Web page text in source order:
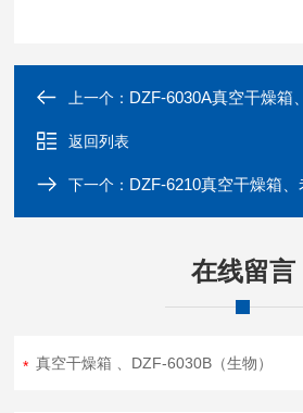
上一个： DZF-6030A真空干燥箱、老化
返回列表
下一个： DZF-6210真空干燥箱
在线留言